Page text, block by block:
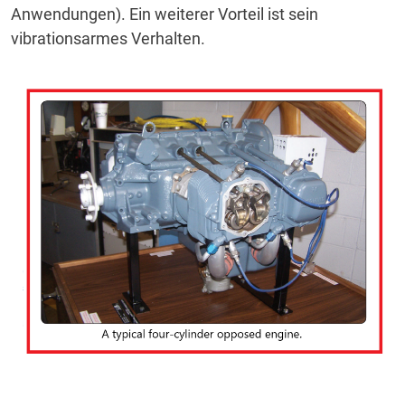
Anwendungen). Ein weiterer Vorteil ist sein
vibrationsarmes Verhalten.